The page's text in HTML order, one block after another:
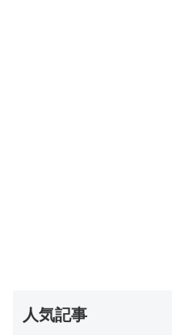
人気記事